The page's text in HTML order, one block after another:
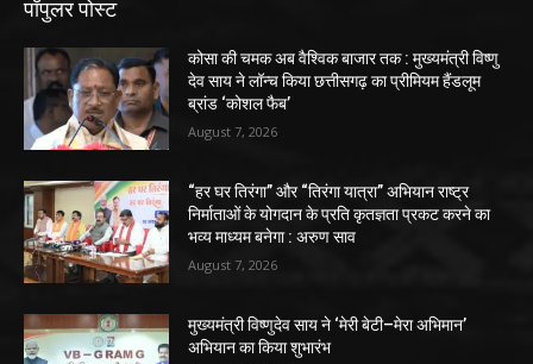
पॉपुलर पोस्ट
कोसा की चमक अब वैश्विक बाजार तक : मुख्यमंत्री विष्णु
देव साय ने लॉन्च किया छत्तीसगढ़ का प्रीमियम हैंडलूम
ब्रांड ‘कोशल फैब’
August 7, 2026
“हर घर तिरंगा” और “तिरंगा यात्रा” अभियान राष्ट्र
निर्माताओं के योगदान के प्रति कृतज्ञता प्रकट करने का
भव्य माध्यम बनेगा : अरुण साव
August 7, 2026
मुख्यमंत्री विष्णुदेव साय ने ‘मेरी बेटी–मेरा अभिमान’
अभियान का किया शुभारंभ